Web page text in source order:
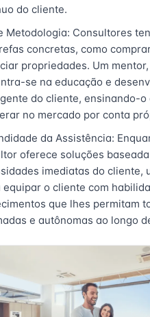
do cliente.
Metodologia: Consultores
concretas, como
propriedades. Um
se na educação e
do cliente, ensinando-o
no mercado por conta
da Assistência:
oferece soluções
imediatas do cliente,
equipar o cliente com
que lhes permitam
e autônomas ao longo